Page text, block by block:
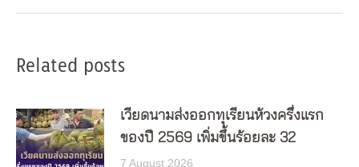
Related posts
เวียดนามส่งออกทุเรียนห้วงครึ่งแรก
ของปี 2569 เพิ่มขึ้นร้อยละ 32
7 August 2026